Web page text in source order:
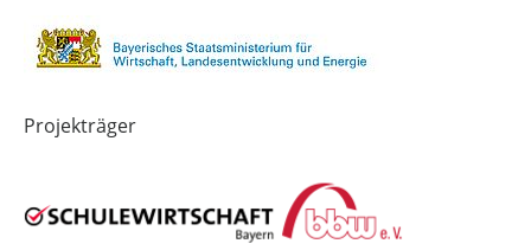
Projekträger